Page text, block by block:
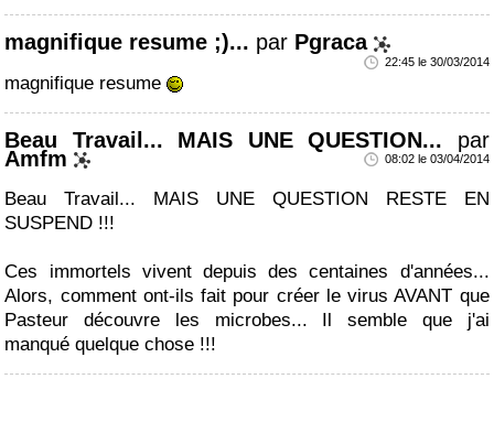
magnifique resume ;)... par Pgraca
22:45 le 30/03/2014
magnifique resume
Beau Travail... MAIS UNE QUESTION... par
Amfm 08:02 le 03/04/2014
Beau Travail... MAIS UNE QUESTION RESTE EN
SUSPEND !!!
Ces immortels vivent depuis des centaines d'années...
Alors, comment ont-ils fait pour créer le virus AVANT que
Pasteur découvre les microbes... Il semble que j'ai
manqué quelque chose !!!